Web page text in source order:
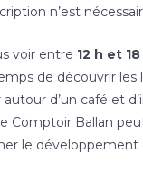
n’est
voir entre 12 h et 18
de découvrir les
autour d’un café et
Comptoir Ballan
le développement